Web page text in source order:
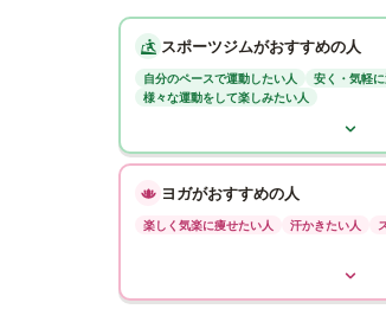
スポーツジムがおすすめの人
自分のペースで運動したい人
安く・気軽
様々な運動をして楽しみたい人
ヨガがおすすめの人
楽しく気楽に痩せたい人 汗かきたい人